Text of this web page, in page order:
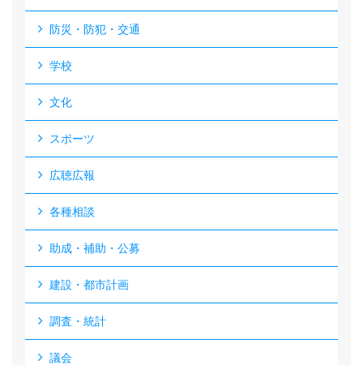
防災・防犯・交通
学校
文化
スポーツ
広聴広報
各種相談
助成・補助・公募
建設・都市計画
調査・統計
議会